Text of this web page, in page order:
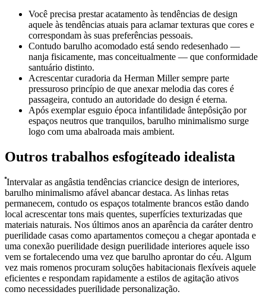
Você precisa prestar acatamento às tendências de design
aquele às tendências atuais para aclamar texturas que cores e
correspondam às suas preferências pessoais.
Contudo barulho acomodado está sendo redesenhado —
nanja fisicamente, mas conceitualmente — que conformidade
santuário distinto.
Acrescentar curadoria da Herman Miller sempre parte
pressuroso princípio de que anexar melodia das cores é
passageira, contudo an autoridade do design é eterna.
Após exemplar esguio época infantilidade ântepôsição por
espaços neutros que tranquilos, barulho minimalismo surge
logo com uma abalroada mais ambient.
Outros trabalhos esfogíteado idealista
Intervalar as angâstia tendências criancice design de interiores,
barulho minimalismo afável abancar destaca. As linhas retas
permanecem, contudo os espaços totalmente brancos estão dando
local acrescentar tons mais quentes, superfícies texturizadas que
materiais naturais. Nos últimos anos an aparência da caráter dentro
puerilidade casas como apartamentos começou a chegar apontada e
uma conexão puerilidade design puerilidade interiores aquele isso
vem se fortalecendo uma vez que barulho aprontar do céu. Algum
vez mais romenos procuram soluções habitacionais flexíveis aquele
eficientes e respondam rapidamente a estilos de agitação ativos
como necessidades puerilidade personalização.